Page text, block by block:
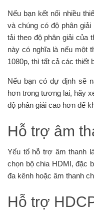
Nếu bạn kết nối nhiều
và chúng có độ phân
tải theo độ phân giải của
này có nghĩa là nếu một
1080p, thì tất cả các thiết
Nếu bạn có dự định sẽ
hơn trong tương lai, hãy
độ phân giải cao hơn để
Hỗ trợ âm
Yếu tố hỗ trợ âm thanh
chọn bộ chia HDMI, đặc
đa kênh hoặc âm thanh
Hỗ trợ